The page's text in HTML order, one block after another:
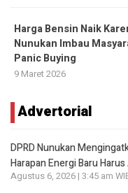
Harga Bensin Naik
Nunukan Imbau
Panic Buying
9 Maret 2026
Advertorial
DPRD Nunukan
Harapan Energi Baru
Agustus 6, 2026 | 3:45 am